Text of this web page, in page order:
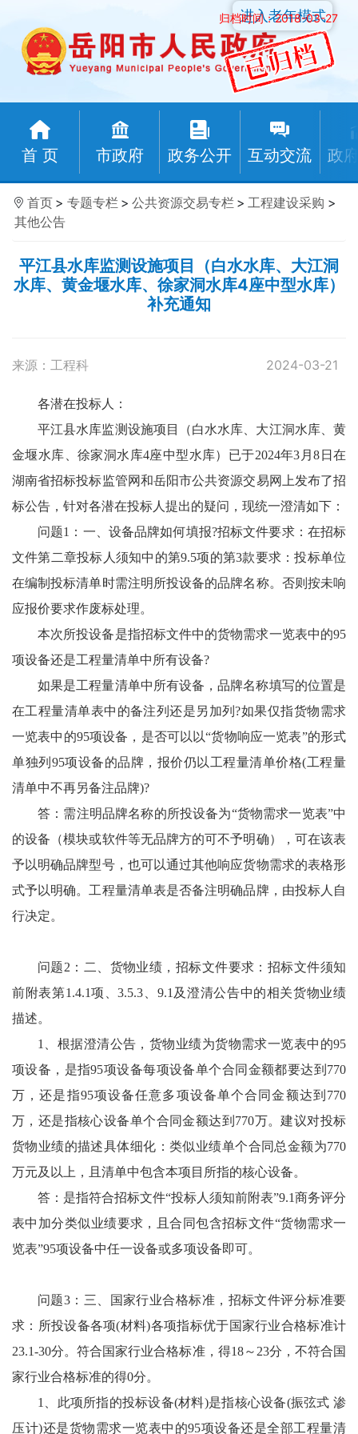
归档时间：2018-03-27
首 页 市政府 政务公开 互动交流 政
进入老年模式
首页 > 专题专栏 > 公共资源交易专栏 > 工程建设采购 >
其他公告
平江县水库监测设施项目（白水水库、大江洞
水库、黄金堰水库、徐家洞水库4座中型水库）
补充通知
来源：工程科 2024-03-21
各潜在投标人：
平江县水库监测设施项目（白水水库、大江洞水库、黄
金堰水库、徐家洞水库4座中型水库）已于2024年3月8日在
湖南省招标投标监管网和岳阳市公共资源交易网上发布了招
标公告，针对各潜在投标人提出的疑问，现统一澄清如下：
问题1：一、设备品牌如何填报?招标文件要求：在招标
文件第二章投标人须知中的第9.5项的第3款要求：投标单位
在编制投标清单时需注明所投设备的品牌名称。否则按未响
应报价要求作废标处理。
本次所投设备是指招标文件中的货物需求一览表中的95
项设备还是工程量清单中所有设备?
如果是工程量清单中所有设备，品牌名称填写的位置是
在工程量清单表中的备注列还是另加列?如果仅指货物需求
一览表中的95项设备，是否可以以“货物响应一览表”的形式
单独列95项设备的品牌，报价仍以工程量清单价格(工程量
清单中不再另备注品牌)?
答：需注明品牌名称的所投设备为“货物需求一览表”中
的设备（模块或软件等无品牌方的可不予明确），可在该表
予以明确品牌型号，也可以通过其他响应货物需求的表格形
式予以明确。工程量清单表是否备注明确品牌，由投标人自
行决定。
问题2：二、货物业绩，招标文件要求：招标文件须知
前附表第1.4.1项、3.5.3、9.1及澄清公告中的相关货物业绩
描述。
1、根据澄清公告，货物业绩为货物需求一览表中的95
项设备，是指95项设备每项设备单个合同金额都要达到770
万，还是指95项设备任意多项设备单个合同金额达到770
万，还是指核心设备单个合同金额达到770万。建议对投标
货物业绩的描述具体细化：类似业绩单个合同总金额为770
万元及以上，且清单中包含本项目所指的核心设备。
答：是指符合招标文件“投标人须知前附表”9.1商务评分
表中加分类似业绩要求，且合同包含招标文件“货物需求一
览表”95项设备中任一设备或多项设备即可。
问题3：三、国家行业合格标准，招标文件评分标准要
求：所投设备各项(材料)各项指标优于国家行业合格标准计
23.1-30分。符合国家行业合格标准，得18～23分，不符合国
家行业合格标准的得0分。
1、此项所指的投标设备(材料)是指核心设备(振弦式 渗
压计)还是货物需求一览表中的95项设备还是全部工程量清